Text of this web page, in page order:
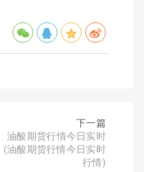
下一篇
油酸期货行情今日实时
(油酸期货行情今日实时
行情)